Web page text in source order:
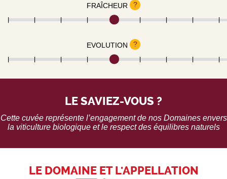
FRAÎCHEUR ?
EVOLUTION ?
LE SAVIEZ-VOUS ?
Cette cuvée représente l’engagement de nos Domaines envers
la viticulture biologique et le respect des équilibres naturels
LE DOMAINE ET L'APPELLATION